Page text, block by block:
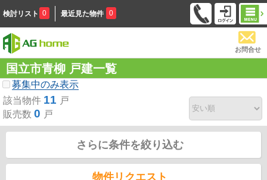
検討リスト 0 最近見た物件 0
お問合せ
国立市青柳 戸建一覧
募集中のみ表示
該当物件 11 戸
販売数 0 戸
さらに条件を絞り込む
物件リクエスト